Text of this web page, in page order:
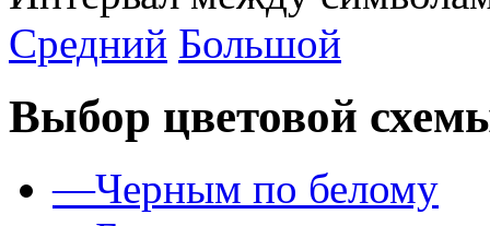
Средний Большой
Выбор цветовой
—Черным по белому